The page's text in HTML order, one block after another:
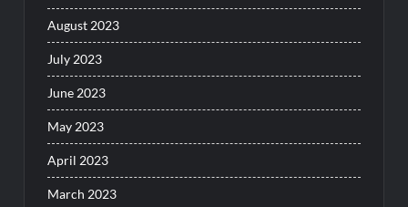
August 2023
July 2023
June 2023
May 2023
April 2023
March 2023